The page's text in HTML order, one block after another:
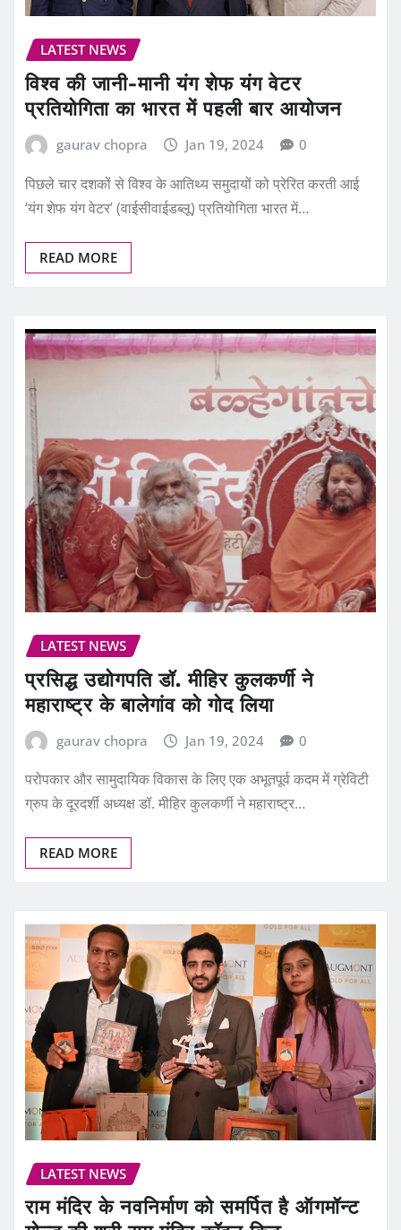
LATEST NEWS
विश्व की जानी-मानी यंग शेफ यंग वेटर
प्रतियोगिता का भारत में पहली बार आयोजन
gaurav chopra Jan 19, 2024 0
पिछले चार दशकों से विश्व के आतिथ्य समुदायों को प्रेरित करती आई
‘यंग शेफ यंग वेटर’ (वाईसीवाईडब्लू) प्रतियोगिता भारत में…
READ MORE
LATEST NEWS
प्रसिद्ध उद्योगपति डॉ. मीहिर कुलकर्णी ने
महाराष्ट्र के बालेगांव को गोद लिया
gaurav chopra Jan 19, 2024 0
परोपकार और सामुदायिक विकास के लिए एक अभूतपूर्व कदम में ग्रेविटी
ग्रुप के दूरदर्शी अध्यक्ष डॉ. मीहिर कुलकर्णी ने महाराष्ट्र…
READ MORE
LATEST NEWS
राम मंदिर के नवनिर्माण को समर्पित है ऑगमॉन्ट